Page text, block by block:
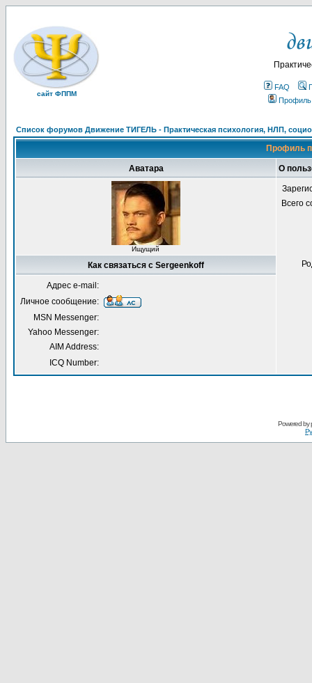
сайт ФППМ
FAQ
Профиль
Список форумов Движение ТИГЕЛЬ - Практическая психология, НЛП,
Профиль
Аватара О
Ищущий
Всего
Как связаться с Sergeenkoff
Адрес e-mail:
Личное сообщение:
MSN Messenger:
Yahoo Messenger:
AIM Address:
ICQ Number:
Powered by